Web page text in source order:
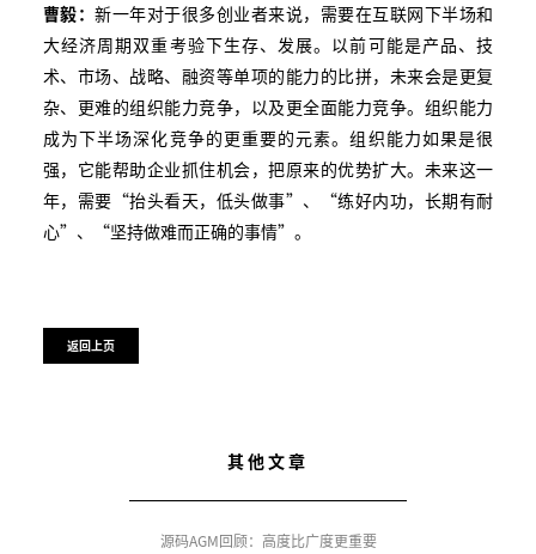
曹毅：新一年对于很多创业者来说，需要在互联网下半场和
大经济周期双重考验下生存、发展。以前可能是产品、技
术、市场、战略、融资等单项的能力的比拼，未来会是更复
杂、更难的组织能力竞争，以及更全面能力竞争。组织能力
成为下半场深化竞争的更重要的元素。组织能力如果是很
强，它能帮助企业抓住机会，把原来的优势扩大。未来这一
年，需要“抬头看天，低头做事”、“练好内功，长期有耐
心”、“坚持做难而正确的事情”。
返回上页
其他文章
源码AGM回顾：高度比广度更重要